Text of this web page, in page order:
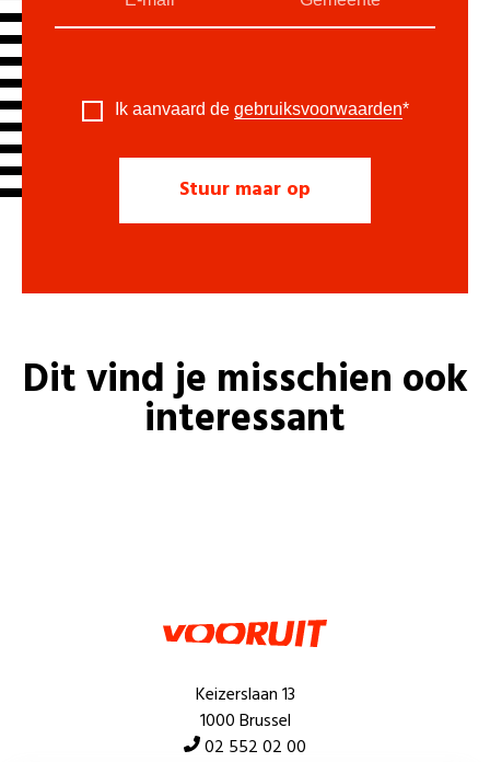
Ik aanvaard de gebruiksvoorwaarden*
Dit vind je misschien ook
interessant
Keizerslaan 13
1000 Brussel
02 552 02 00